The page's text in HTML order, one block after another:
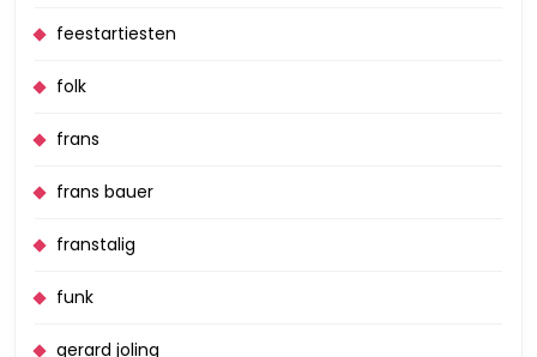
feestartiesten
folk
frans
frans bauer
franstalig
funk
gerard joling